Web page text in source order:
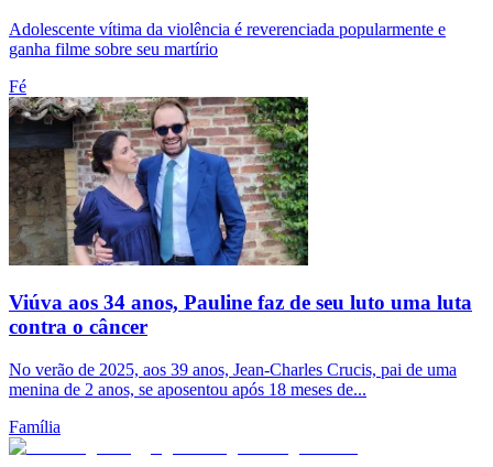
Adolescente vítima da violência é reverenciada popularmente e
ganha filme sobre seu martírio
Fé
Viúva aos 34 anos, Pauline faz de seu luto uma luta
contra o câncer
No verão de 2025, aos 39 anos, Jean-Charles Crucis, pai de uma
menina de 2 anos, se aposentou após 18 meses de...
Família